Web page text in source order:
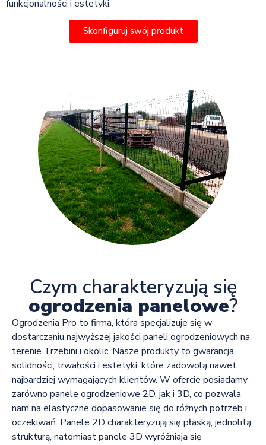
funkcjonalności i estetyki.
Skonfiguruj swój produkt
Czym charakteryzują się
ogrodzenia panelowe?
Ogrodzenia Pro to firma, która specjalizuje się w
dostarczaniu najwyższej jakości paneli ogrodzeniowych na
terenie Trzebini i okolic. Nasze produkty to gwarancja
solidności, trwałości i estetyki, które zadowolą nawet
najbardziej wymagających klientów. W ofercie posiadamy
zarówno panele ogrodzeniowe 2D, jak i 3D, co pozwala
nam na elastyczne dopasowanie się do różnych potrzeb i
oczekiwań. Panele 2D charakteryzują się płaską, jednolitą
strukturą, natomiast panele 3D wyróżniają się